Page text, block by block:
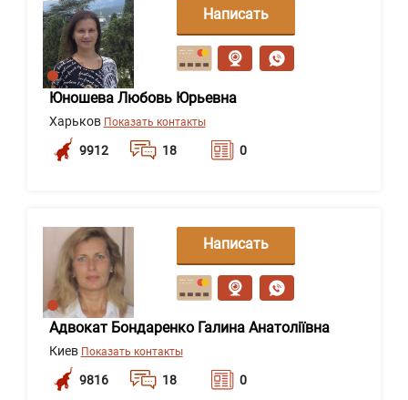
Юношева Любовь Юрьевна
Харьков Показать контакты
9912 18 0
Написать
сообщение
Адвокат Бондаренко Галина Анатоліївна
Киев Показать контакты
9816 18 0
Написать
сообщение